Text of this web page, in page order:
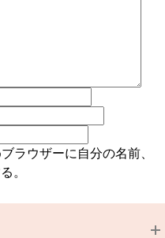
ラウザーに自分の名前、
。